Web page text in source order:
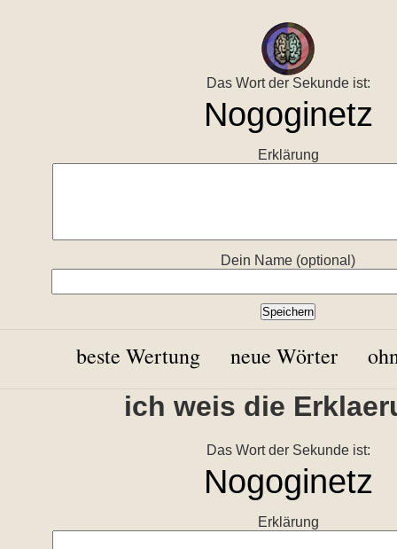
Das Wort der Sekunde ist:
Erklärung
Dein Name (optional)
beste Wertung neue Wörter
ich weis die
Das Wort der Sekunde ist:
Erklärung